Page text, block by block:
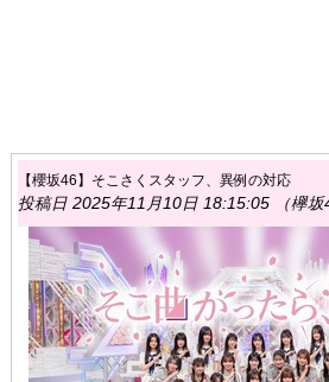
【櫻坂46】そこさくスタッフ、異例の対応
投稿日 2025年11月10日 18:15:05 （欅坂